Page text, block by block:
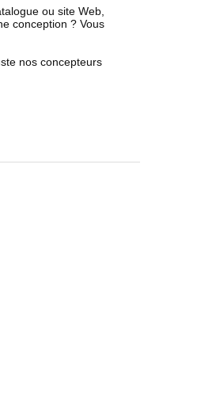
ou site Web,
conception ? Vous
nos concepteurs